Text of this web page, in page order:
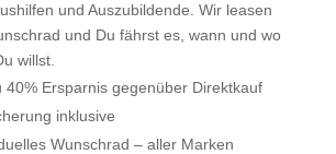
und Auszubildende. Wir leasen
und Du fährst es, wann und wo
willst.
40% Ersparnis gegenüber Direktkauf
inklusive
Wunschrad – aller Marken